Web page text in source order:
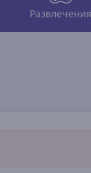
Развлечения